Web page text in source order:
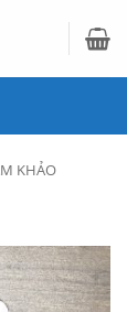
KHẢO